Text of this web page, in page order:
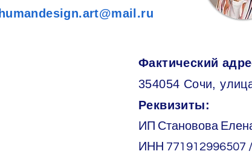
humandesign.art@mail.ru
Фактический
354054 Сочи,
Реквизиты:
ИП Становова
ИНН